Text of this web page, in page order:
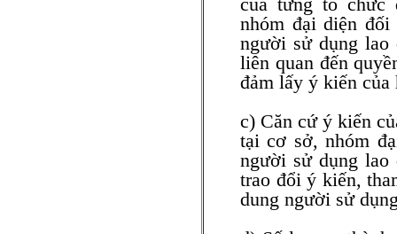
nhóm đại diện
người sử dụng lao
liên quan đến
đảm lấy ý kiến của
c) Căn cứ ý kiến
tại cơ sở, nhóm
người sử dụng lao
trao đổi ý kiến,
dung người sử